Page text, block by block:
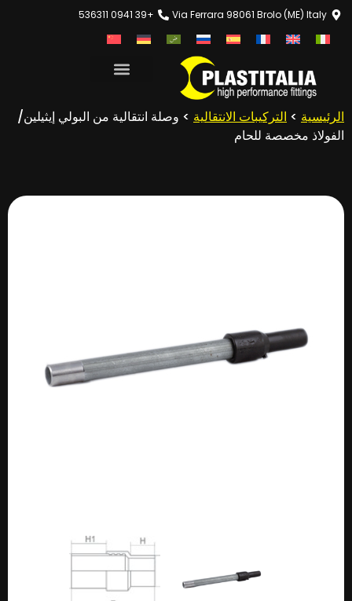
Via Ferrara 98061 Brolo (ME) Italy
+39 0941 536311
الرئيسية > التركيبات الانتقالية > وصلة انتقالية من البولي إيثيلين/
الفولاذ مخصصة للحام